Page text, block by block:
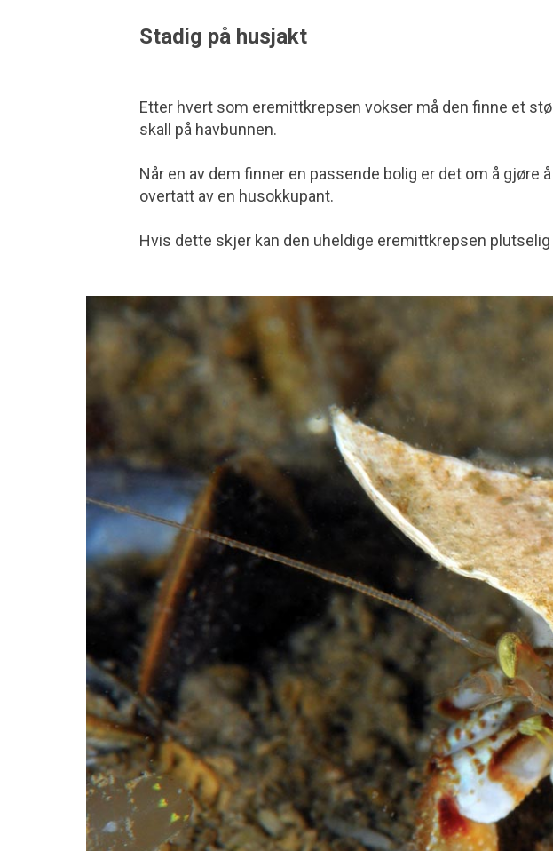
Stadig på husjakt
Etter hvert som eremittkrepsen vokser må den finne et
skall på havbunnen.
Når en av dem finner en passende bolig er det om å
overtatt av en husokkupant.
Hvis dette skjer kan den uheldige eremitt­krepsen